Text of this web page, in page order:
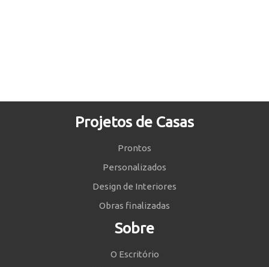
Projetos de Casas
Prontos
Personalizados
Design de Interiores
Obras finalizadas
Sobre
O Escritório